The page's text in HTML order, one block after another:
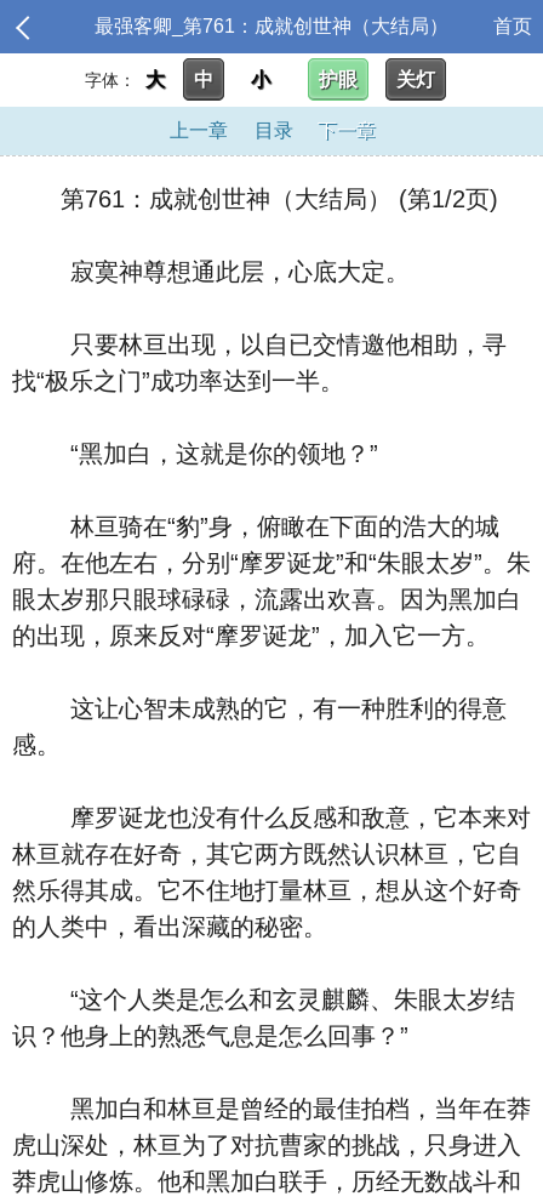
最强客卿_第761：成就创世神（大结局） 首页
字体： 大 中 小 护眼 关灯
上一章 目录 下一章
第761：成就创世神（大结局） (第1/2页)
寂寞神尊想通此层，心底大定。
只要林亘出现，以自已交情邀他相助，寻
找“极乐之门”成功率达到一半。
“黑加白，这就是你的领地？”
林亘骑在“豹”身，俯瞰在下面的浩大的城
府。在他左右，分别“摩罗诞龙”和“朱眼太岁”。朱
眼太岁那只眼球碌碌，流露出欢喜。因为黑加白
的出现，原来反对“摩罗诞龙”，加入它一方。
这让心智未成熟的它，有一种胜利的得意
感。
摩罗诞龙也没有什么反感和敌意，它本来对
林亘就存在好奇，其它两方既然认识林亘，它自
然乐得其成。它不住地打量林亘，想从这个好奇
的人类中，看出深藏的秘密。
“这个人类是怎么和玄灵麒麟、朱眼太岁结
识？他身上的熟悉气息是怎么回事？”
黑加白和林亘是曾经的最佳拍档，当年在莽
虎山深处，林亘为了对抗曹家的挑战，只身进入
莽虎山修炼。他和黑加白联手，历经无数战斗和